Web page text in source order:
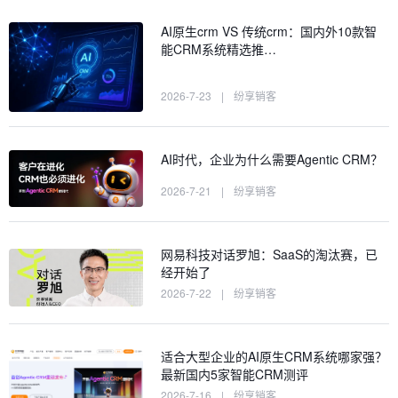
AI原生crm VS 传统crm：国内外10款智
能CRM系统精选推…
2026-7-23 | 纷享销客
AI时代，企业为什么需要Agentic CRM？
2026-7-21 | 纷享销客
网易科技对话罗旭：SaaS的淘汰赛，已
经开始了
2026-7-22 | 纷享销客
适合大型企业的AI原生CRM系统哪家强？
最新国内5家智能CRM测评